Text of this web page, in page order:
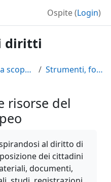
Ospite (Login)
diritti
Alla scoperta del PE e delle sue risorse Strumenti, fonti e risorse del Parlamento europeo
risorse del
al diritto di
dei cittadini
documenti,